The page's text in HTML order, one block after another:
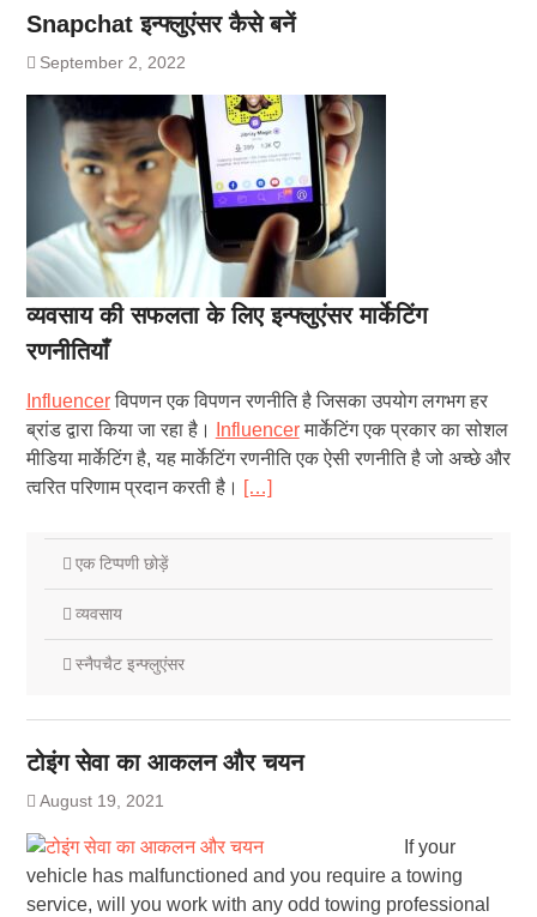
Snapchat इन्फ्लुएंसर कैसे बनें
September 2, 2022
व्यवसाय की सफलता के लिए इन्फ्लुएंसर मार्केटिंग
रणनीतियाँ
Influencerविपणन एक विपणन रणनीति है जिसका उपयोग लगभग हर
ब्रांड द्वारा किया जा रहा है।
Influencerमार्केटिंग एक प्रकार का सोशल
मीडिया मार्केटिंग है, यह मार्केटिंग रणनीति एक ऐसी रणनीति है जो अच्छे और
त्वरित परिणाम प्रदान करती है। […]
एक टिप्पणी छोड़ें
व्यवसाय
स्नैपचैट इन्फ्लुएंसर
टोइंग सेवा का आकलन और चयन
August 19, 2021
If your
vehicle has malfunctioned and you require a towing
service, will you work with any odd towing professional